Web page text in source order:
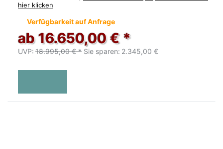
hier klicken
Verfügbarkeit auf Anfrage
ab 16.650,00 € *
UVP: 18.995,00 € * Sie sparen: 2.345,00 €